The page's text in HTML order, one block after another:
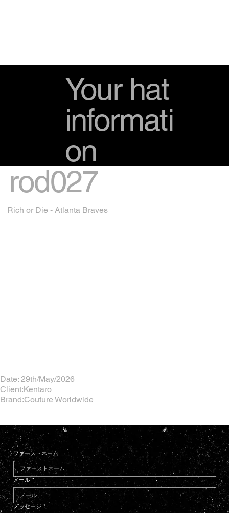
Your hat
informati
on
rod027
Rich or Die - Atlanta Braves
Date: 29th/May/2026
Client:Kentaro
Brand:Couture Worldwide
ファーストネーム
メール *
メッセージ *